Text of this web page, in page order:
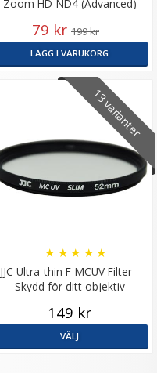
Zoom HD-ND4 (Advanced)
79 kr 199 kr
LÄGG I VARUKORG
13 varianter
JJC Ultra-thin F-MCUV Filter -
Skydd för ditt objektiv
★ ★ ★ ★ ★
149 kr
VÄLJ